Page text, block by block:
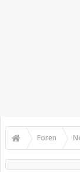
Foren